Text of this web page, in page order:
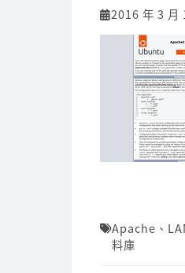
2016 年 3 月
Apache 、
料庫